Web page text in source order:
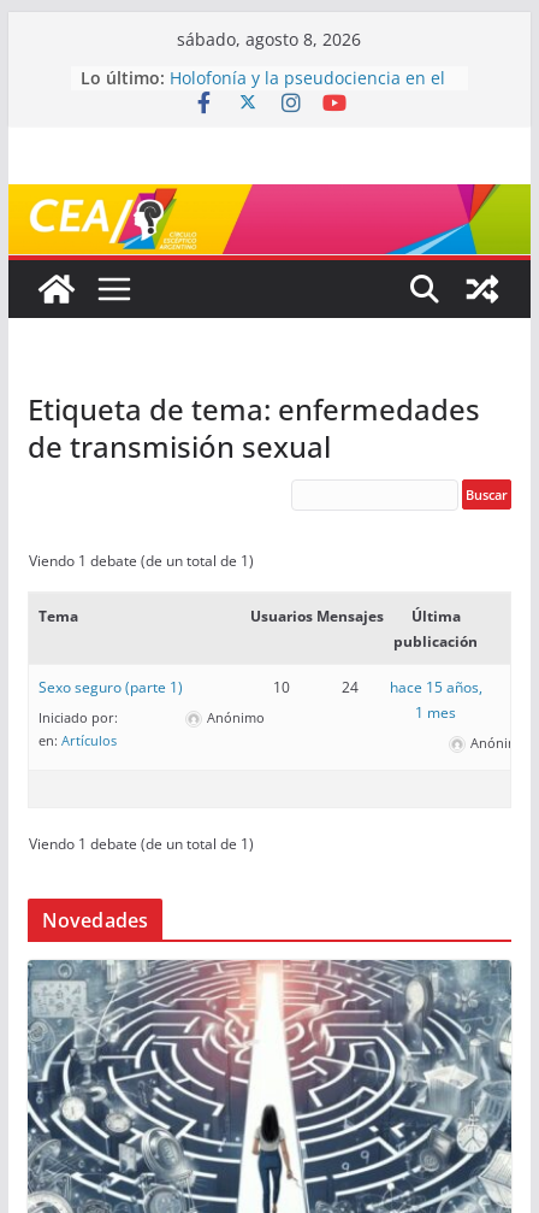
sábado, agosto 8, 2026
Lo último: Holofonía y la pseudociencia en el
audio
Mayéutica (o cómo debatir sin
terminar a los golpes)
Somos menos capaces de lo que
Etiqueta de tema: enfermedades
de transmisión sexual
Viendo 1 debate (de un total de 1)
Tema Usuarios Mensajes
Última
publicación
Sexo seguro (parte 1)
Iniciado por:
Anónimo
en: Artículos
10 24
hace 15 años,
1 mes
Anónimo
Viendo 1 debate (de un total de 1)
Novedades